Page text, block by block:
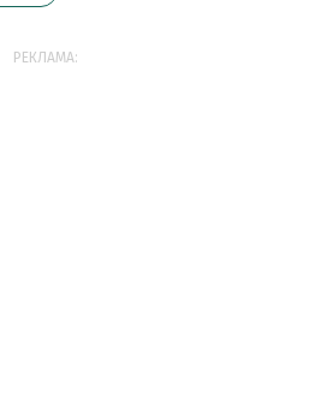
РЕКЛАМА: